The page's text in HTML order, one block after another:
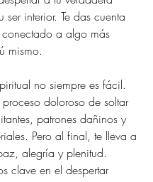
ser interior. Te das cuenta
a algo más
mismo.
no siempre es fácil.
proceso doloroso de soltar
patrones dañinos y
Pero al final, te lleva a
alegría y plenitud.
clave en el despertar